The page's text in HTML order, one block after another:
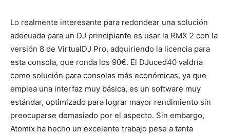
Lo realmente interesante para redondear una solución
adecuada para un DJ principiante es usar la RMX 2 con la
versión 8 de VirtualDJ Pro, adquiriendo la licencia para
esta consola, que ronda los 90€. El DJuced40 valdría
como solución para consolas más económicas, ya que
emplea una interfaz muy básica, es un software muy
estándar, optimizado para lograr mayor rendimiento sin
preocuparse demasiado por el aspecto. Sin embargo,
Atomix ha hecho un excelente trabajo pese a tanta